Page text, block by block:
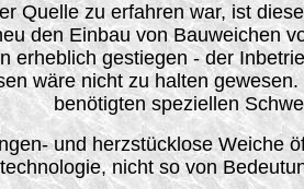
Quelle zu erfahren war, ist
den Einbau von Bauweichen
erheblich gestiegen - der
wäre nicht zu halten
benötigten speziellen
und herzstücklose Weiche
nicht so von